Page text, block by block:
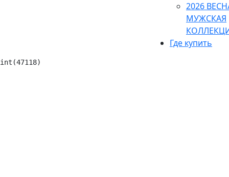
2026
МУЖСКАЯ
Где купить